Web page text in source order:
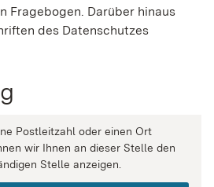
Fragebogen. Darüber hinaus
des Datenschutzes
Postleitzahl oder einen Ort
wir Ihnen an dieser Stelle den
Stelle anzeigen.